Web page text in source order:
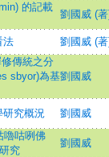
的記載
劉國威 (
法
劉國威 (
傳統之分
sbyor)為基劉國威
研究概況
劉國威
嚕咕咧佛
究
劉國威